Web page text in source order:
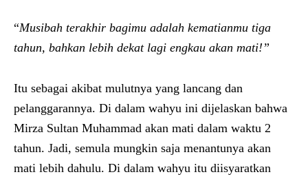
“Musibah terakhir bagimu adalah kematianmu tiga
tahun, bahkan lebih dekat lagi engkau akan mati!”
Itu sebagai akibat mulutnya yang lancang dan
pelanggarannya. Di dalam wahyu ini dijelaskan bahwa
Mirza Sultan Muhammad akan mati dalam waktu 2
tahun. Jadi, semula mungkin saja menantunya akan
mati lebih dahulu. Di dalam wahyu itu diisyaratkan